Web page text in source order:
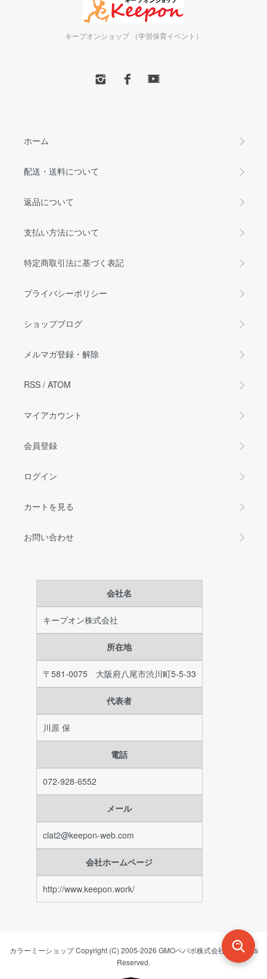
キープオンショップ （学習保育イベント）
ホーム
配送・送料について
返品について
支払い方法について
特定商取引法に基づく表記
プライバシーポリシー
ショップブログ
メルマガ登録・解除
RSS / ATOM
マイアカウント
会員登録
ログイン
カートを見る
お問い合わせ
会社名
キープオン株式会社
所在地
〒581-0075 大阪府八尾市渋川町5-5-33
代表者
川原 保
電話
072-928-6552
メール
clat2@keepon-web.com
会社ホームページ
http://www.keepon.work/
カラーミーショップCopyright (C) 2005-2026 GMOペパボ株式会社
All Rights
Reserved.